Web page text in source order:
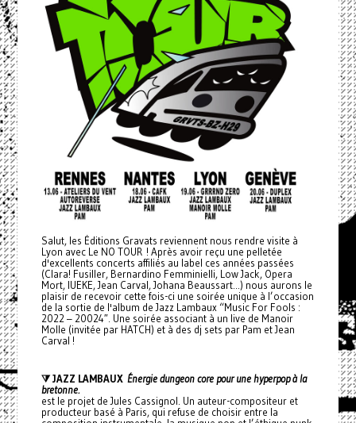
Salut, les Éditions Gravats reviennent nous rendre visite à
Lyon avec Le NO TOUR ! Après avoir reçu une pelletée
d'excellents concerts affiliés au label ces années passées
(Clara! Fusiller, Bernardino Femminielli, Low Jack, Opera
Mort, IUEKE, Jean Carval, Johana Beaussart...) nous aurons le
plaisir de recevoir cette fois-ci une soirée unique à l’occasion
de la sortie de l'album de Jazz Lambaux “Music For Fools :
2022 – 20024″. Une soirée associant à un live de Manoir
Molle (invitée par HATCH) et à des dj sets par Pam et Jean
Carval !
⧩ JAZZ LAMBAUX Énergie dungeon core pour une hyperpop à la
bretonne.
est le projet de Jules Cassignol. Un auteur-compositeur et
producteur basé à Paris, qui refuse de choisir entre la